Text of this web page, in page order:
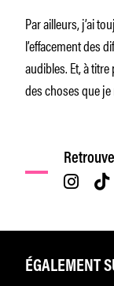
Par ailleurs, j’ai
l’effacement des
audibles. Et, à
des choses que
ÉGALEMENT